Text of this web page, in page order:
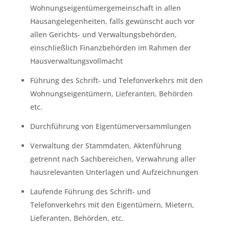
Wohnungseigentümergemeinschaft in allen
Hausangelegenheiten, falls gewünscht auch vor
allen Gerichts- und Verwaltungsbehörden,
einschließlich Finanzbehörden im Rahmen der
Hausverwaltungsvollmacht
Führung des Schrift- und Telefonverkehrs mit den
Wohnungseigentümern, Lieferanten, Behörden
etc.
Durchführung von Eigentümerversammlungen
Verwaltung der Stammdaten, Aktenführung
getrennt nach Sachbereichen, Verwahrung aller
hausrelevanten Unterlagen und Aufzeichnungen
Laufende Führung des Schrift- und
Telefonverkehrs mit den Eigentümern, Mietern,
Lieferanten, Behörden, etc.